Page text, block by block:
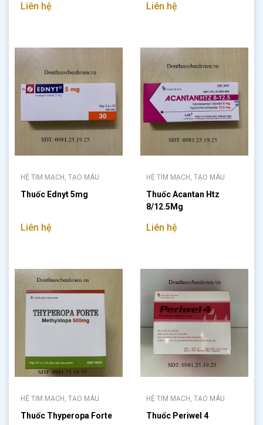
Liên hệ Liên hệ
HỆ TIM MẠCH, TẠO MÁU
Thuốc Ednyt 5mg
Liên hệ
HỆ TIM MẠCH, TẠO MÁU
Thuốc Acantan Htz
8/12.5Mg
Liên hệ
HỆ TIM MẠCH, TẠO MÁU
Thuốc Thyperopa Forte
HỆ TIM MẠCH, TẠO MÁU
Thuốc Periwel 4